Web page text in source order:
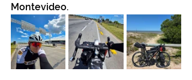
Montevideo.